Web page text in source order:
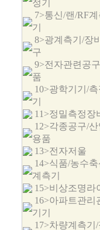
정기
7>통신/랜/RF계
기
8>광계측기/장
구
9>전자관련공
품
10>광학기기/측
기
11>정밀측정장
12>각종공구/산
용품
13>전자저울
14>식품/농수축
계측기
15>비상조명라
16>아파트관리
기기
17>차량계측기/